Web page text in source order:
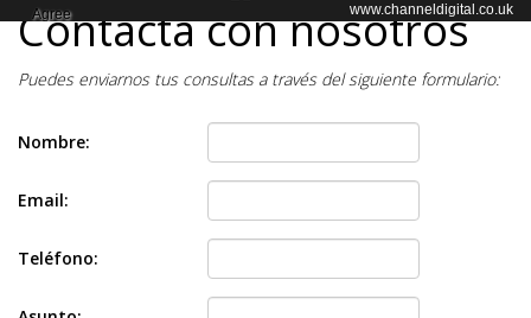
Contacta con nosotros
Puedes enviarnos tus consultas a través del siguiente formulario:
Nombre:
Email:
Teléfono:
Agree